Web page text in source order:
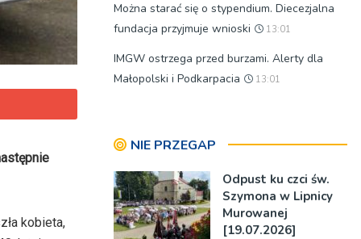
kobieta,
Można starać się o stypendium. Diecezjalna
fundacja przyjmuje wnioski
13:01
IMGW ostrzega przed burzami. Alerty dla
Małopolski i Podkarpacia
13:01
NIE PRZEGAP
Odpust ku czci św.
Szymona w Lipnicy
Murowanej
[19.07.2026]